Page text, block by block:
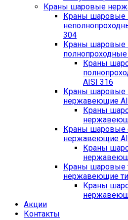
Краны шаровые
Краны шаровые
304
Краны шаровые
Краны
AISI 316
Краны шаровые
нержавеющие
Краны
Краны шаровые
нержавеющие
Краны
Краны шаровые
нержавеющие
Краны
Акции
Контакты